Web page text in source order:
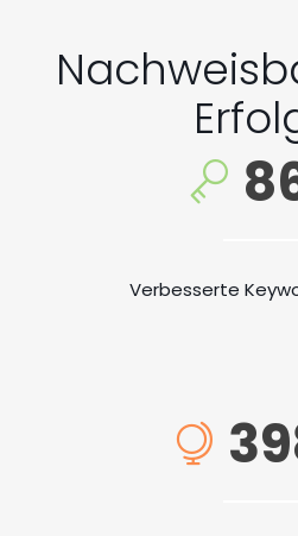
Verbesserte